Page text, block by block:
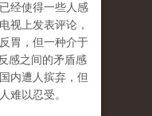
经使得一些人感
视上发表评论，
胃，但一种介于
感之间的矛盾感
内遭人摈弃，但
难以忍受。